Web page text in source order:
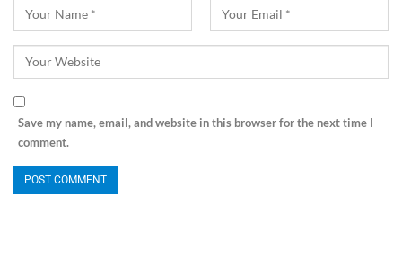
Save my name, email, and website in this browser for the next time I
comment.